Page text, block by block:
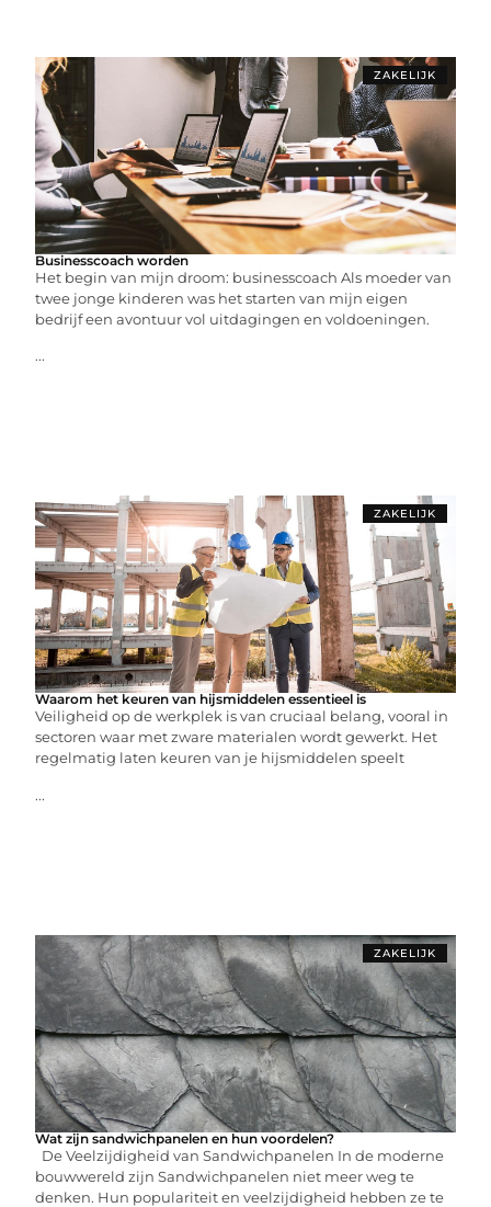
ZAKELIJK
Businesscoach worden
Het begin van mijn droom: businesscoach Als moeder van
twee jonge kinderen was het starten van mijn eigen
bedrijf een avontuur vol uitdagingen en voldoeningen.
...
ZAKELIJK
Waarom het keuren van hijsmiddelen essentieel is
Veiligheid op de werkplek is van cruciaal belang, vooral in
sectoren waar met zware materialen wordt gewerkt. Het
regelmatig laten keuren van je hijsmiddelen speelt
...
ZAKELIJK
Wat zijn sandwichpanelen en hun voordelen?
De Veelzijdigheid van Sandwichpanelen In de moderne
bouwwereld zijn Sandwichpanelen niet meer weg te
denken. Hun populariteit en veelzijdigheid hebben ze te